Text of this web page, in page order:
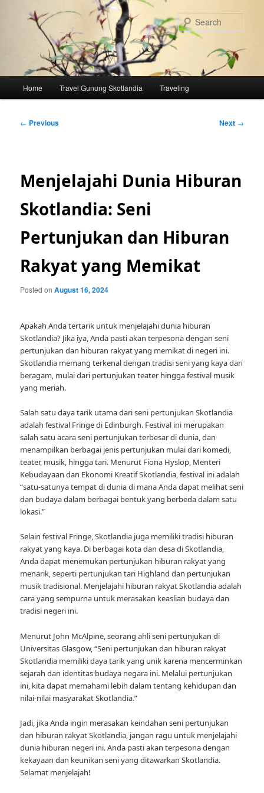
Home Travel Gunung Skotlandia Traveling
Post
← Previous Next →
Menjelajahi Dunia Hiburan
Skotlandia: Seni
Pertunjukan dan Hiburan
Rakyat yang Memikat
Posted onAugust 16, 2024
Apakah Anda tertarik untuk menjelajahi dunia hiburan
Skotlandia? Jika iya, Anda pasti akan terpesona dengan seni
pertunjukan dan hiburan rakyat yang memikat di negeri ini.
Skotlandia memang terkenal dengan tradisi seni yang kaya dan
beragam, mulai dari pertunjukan teater hingga festival musik
yang meriah.
Salah satu daya tarik utama dari seni pertunjukan Skotlandia
adalah festival Fringe di Edinburgh. Festival ini merupakan
salah satu acara seni pertunjukan terbesar di dunia, dan
menampilkan berbagai jenis pertunjukan mulai dari komedi,
teater, musik, hingga tari. Menurut Fiona Hyslop, Menteri
Kebudayaan dan Ekonomi Kreatif Skotlandia, festival ini adalah
“satu-satunya tempat di dunia di mana Anda dapat melihat seni
dan budaya dalam berbagai bentuk yang berbeda dalam satu
lokasi.”
Selain festival Fringe, Skotlandia juga memiliki tradisi hiburan
rakyat yang kaya. Di berbagai kota dan desa di Skotlandia,
Anda dapat menemukan pertunjukan hiburan rakyat yang
menarik, seperti pertunjukan tari Highland dan pertunjukan
musik tradisional. Menjelajahi hiburan rakyat Skotlandia adalah
cara yang sempurna untuk merasakan keaslian budaya dan
tradisi negeri ini.
Menurut John McAlpine, seorang ahli seni pertunjukan di
Universitas Glasgow, “Seni pertunjukan dan hiburan rakyat
Skotlandia memiliki daya tarik yang unik karena mencerminkan
sejarah dan identitas budaya negara ini. Melalui pertunjukan
ini, kita dapat memahami lebih dalam tentang kehidupan dan
nilai-nilai masyarakat Skotlandia.”
Jadi, jika Anda ingin merasakan keindahan seni pertunjukan
dan hiburan rakyat Skotlandia, jangan ragu untuk menjelajahi
dunia hiburan negeri ini. Anda pasti akan terpesona dengan
kekayaan dan keunikan seni yang ditawarkan Skotlandia.
Selamat menjelajah!